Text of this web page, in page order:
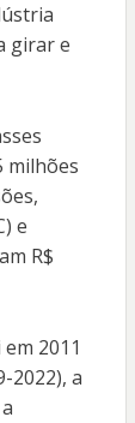
girar e
milhões
e
R$
2011
2022), a